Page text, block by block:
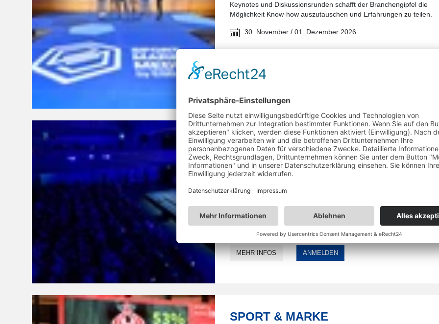
Keynotes und Diskussionsrunden schafft der Branchengipfel die
Möglichkeit Know-how auszutauschen und Erfahrungen zu teilen.
30. November / 01. Dezember 2026
MEHR INFOS
360° ENTERTAINMENT
Der Pflichttermin der Schweizer Entertainment-Szene. Der
richtet sich an Entscheidungsträger aus Vermarktungs- &
Unternehmen, Künstler-Management sowie Medien. Über die
06./ 07. April 2027 Andermatt, Schweiz
MEHR INFOS ANMELDEN
SPORT & MARKE